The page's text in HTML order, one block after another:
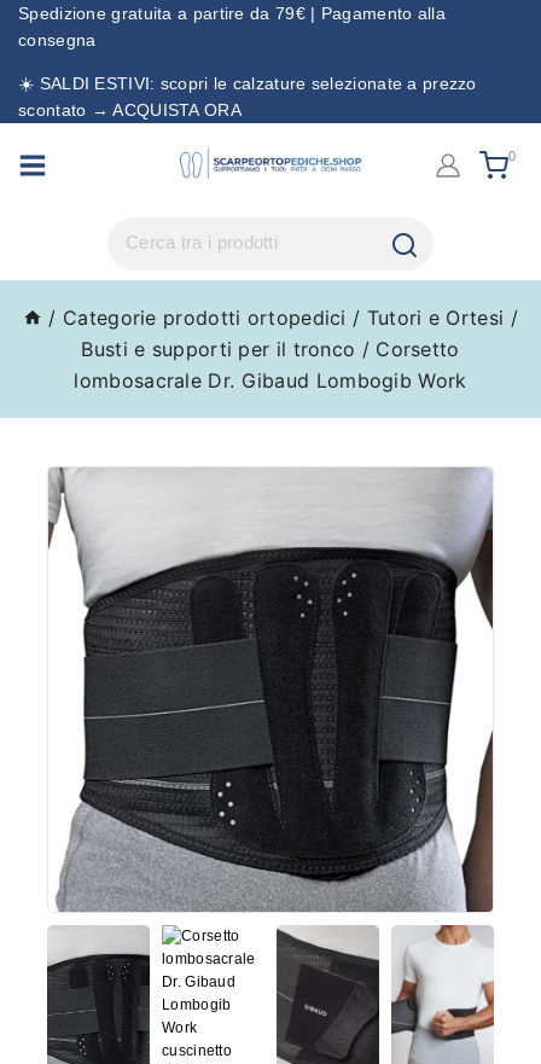
Spedizione gratuita a partire da 79€ | Pagamento alla
consegna
☀️ SALDI ESTIVI: scopri le calzature selezionate a prezzo
scontato → ACQUISTA ORA
0
/ Categorie prodotti ortopedici / Tutori e Ortesi /
Busti e supporti per il tronco / Corsetto
lombosacrale Dr. Gibaud Lombogib Work